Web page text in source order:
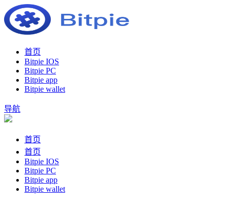
首页
Bitpie IOS
Bitpie PC
Bitpie app
Bitpie wallet
导航
首页
首页
Bitpie IOS
Bitpie PC
Bitpie app
Bitpie wallet